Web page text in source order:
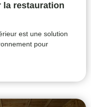
la restauration
est une solution
pour